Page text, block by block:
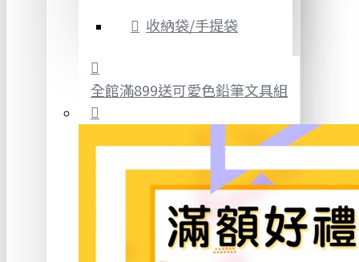
收納袋/手提袋
全館滿899送可愛色鉛筆文具組